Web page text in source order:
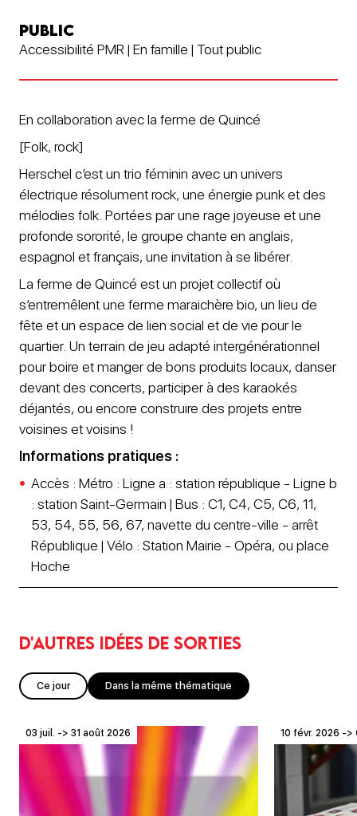
PUBLIC
Accessibilité PMR | En famille | Tout public
En collaboration avec la ferme de Quincé
[Folk, rock]
Herschel c’est un trio féminin avec un univers
électrique résolument rock, une énergie punk et des
mélodies folk. Portées par une rage joyeuse et une
profonde sororité, le groupe chante en anglais,
espagnol et français, une invitation à se libérer.
La ferme de Quincé est un projet collectif où
s’entremêlent une ferme maraichère bio, un lieu de
fête et un espace de lien social et de vie pour le
quartier. Un terrain de jeu adapté intergénérationnel
pour boire et manger de bons produits locaux, danser
devant des concerts, participer à des karaokés
déjantés, ou encore construire des projets entre
voisines et voisins !
Informations pratiques :
Accès : Métro : Ligne a : station république - Ligne b
: station Saint-Germain | Bus : C1, C4, C5, C6, 11,
53, 54, 55, 56, 67, navette du centre-ville - arrêt
République | Vélo : Station Mairie - Opéra, ou place
Hoche
D'autres idées de sorties
Ce jour Dans la même thématique
03 juil. -> 31 août 2026 10 févr. 2026 ->